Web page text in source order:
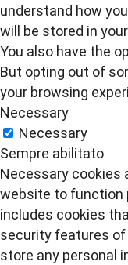
understand how
will be stored in
You also have the
But opting out of
your browsing
Necessary
Necessary
Sempre abilitato
Necessary cookies
website to function
includes cookies
security features
store any personal